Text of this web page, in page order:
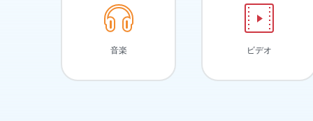
音楽 ビデオ